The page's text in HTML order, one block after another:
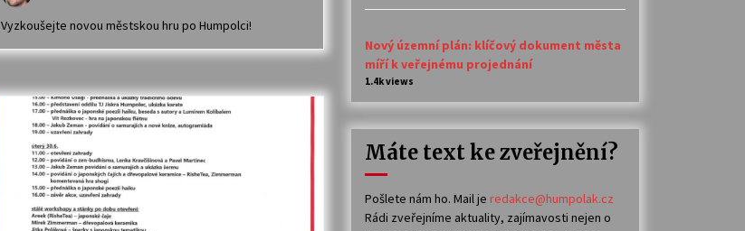
Vyzkoušejte novou městskou hru po Humpolci!
Nový územní plán: klíčový dokument města
míří k veřejnému projednání
1.4k views
Máte text ke zveřejnění?
Pošlete nám ho. Mail je redakce@humpolak.cz
Rádi zveřejníme aktuality, zajímavosti nejen o